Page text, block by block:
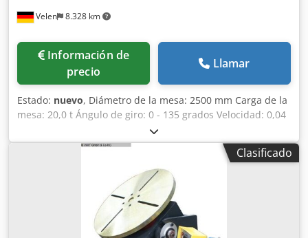
Velen 8.328 km
Información de
precio
Llamar
Estado: nuevo, Diámetro de la mesa: 2500 mm Carga de la
mesa: 20,0 t Ángulo de giro: 0 - 135 grados Velocidad: 0,04
- 0,4 rpm Par en el plato giratorio: 40000 Nm Diámetro del
orificio central de la mesa: 200 mm Corriente de
soldadura: 1000 amperios Dcedpfx Ajfv Axmjm Ajk Potencia
total requerida: 5,5 + 11,0 kW Peso de la máquina:
aproximadamente t MESA GIRATORIA INCLINABLE CON
ORIFICIO CENTRAL DE GRAN TAMAÑO • Sistema de
engranajes autoblocante, sin movimientos previos ni
posteriores con carga excéntrica. • Componentes
Clasificado